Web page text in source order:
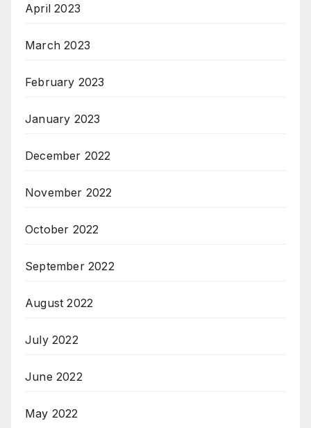
April 2023
March 2023
February 2023
January 2023
December 2022
November 2022
October 2022
September 2022
August 2022
July 2022
June 2022
May 2022